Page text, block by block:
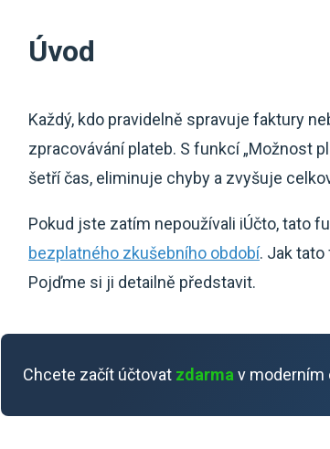
Úvod
Každý, kdo pravidelně spravuje faktury
zpracovávání plateb. S funkcí „Možnost
šetří čas, eliminuje chyby a zvyšuje
Pokud jste zatím nepoužívali iÚčto, tato
bezplatného zkušebního období. Jak
Pojďme si ji detailně představit.
Chcete začít účtovat zdarma v moderním